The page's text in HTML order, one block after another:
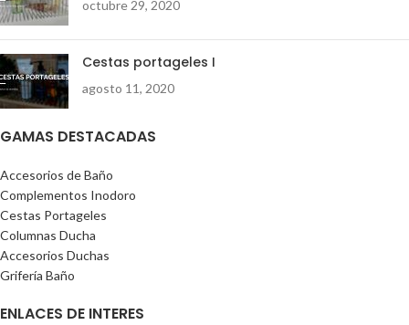
octubre 29, 2020
Cestas portageles I
agosto 11, 2020
GAMAS DESTACADAS
Accesorios de Baño
Complementos Inodoro
Cestas Portageles
Columnas Ducha
Accesorios Duchas
Grifería Baño
ENLACES DE INTERES